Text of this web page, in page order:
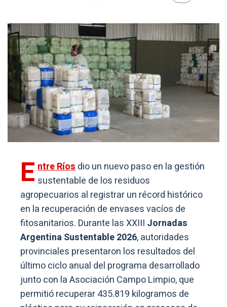
E ntre Ríosdio un nuevo paso en la gestión
sustentable de los residuos
agropecuarios al registrar un récord histórico
en la recuperación de envases vacíos de
fitosanitarios. Durante las XXIII Jornadas
Argentina Sustentable 2026, autoridades
provinciales presentaron los resultados del
último ciclo anual del programa desarrollado
junto con la Asociación Campo Limpio, que
permitió recuperar 435.819 kilogramos de